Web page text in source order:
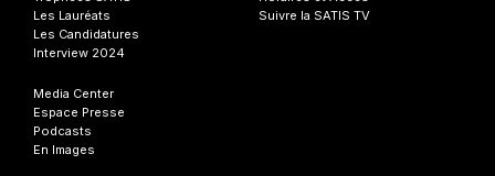
Les Lauréats
Les Candidatures
Interview 2024
Suivre la SATIS TV
Media Center
Espace Presse
Podcasts
En Images